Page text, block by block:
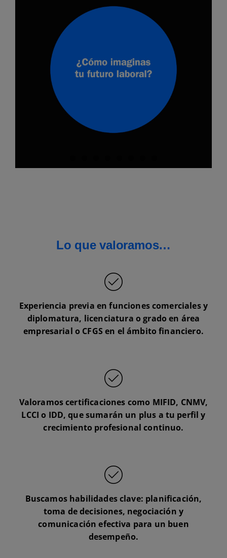
Lo que valoramos…
Experiencia previa en funciones comerciales y
diplomatura, licenciatura o grado en área
empresarial o CFGS en el ámbito financiero.
Valoramos certificaciones como MIFID, CNMV,
LCCI o IDD, que sumarán un plus a tu perfil y
crecimiento profesional continuo.
Buscamos habilidades clave: planificación,
toma de decisiones, negociación y
comunicación efectiva para un buen
desempeño.